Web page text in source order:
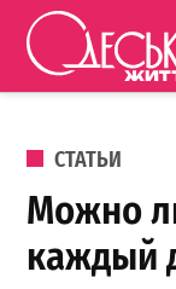
Перейти к
СТАТЬИ
Можно
каждый